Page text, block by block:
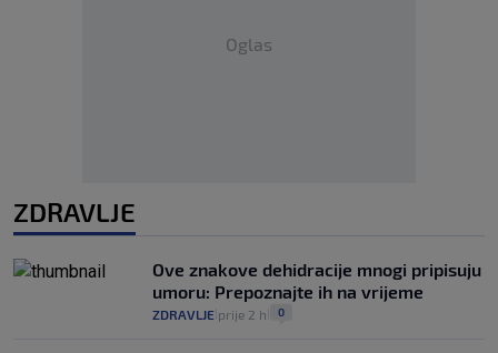
Oglas
ZDRAVLJE
Ove znakove dehidracije mnogi pripisuju
umoru: Prepoznajte ih na vrijeme
ZDRAVLJE prije 2 h 0